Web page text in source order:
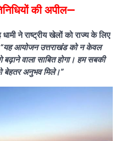
की अपील—
ने राष्ट्रीय खेलों को राज्य के लिए
“यह आयोजन उत्तराखंड को न केवल
वाला साबित होगा। हम सबकी
बेहतर अनुभव मिले।”